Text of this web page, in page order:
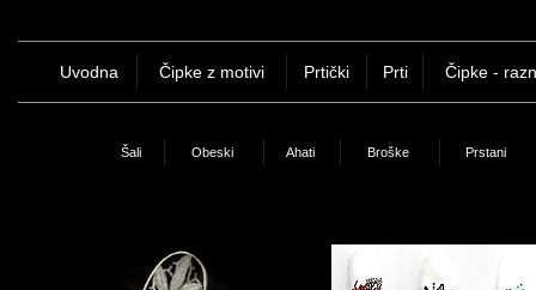
Uvodna Čipke z motivi Prtički Prti Čipke -
Šali Obeski Ahati Broške Prstani